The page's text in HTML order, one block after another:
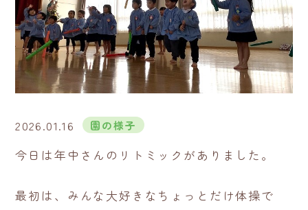
2026.01.16 園の様子
今日は年中さんのリトミックがありました。
最初は、みんな大好きなちょっとだけ体操で